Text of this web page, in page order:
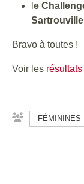
e
Sartrouville
Bravo à toutes !
Voir les
FÉMININES